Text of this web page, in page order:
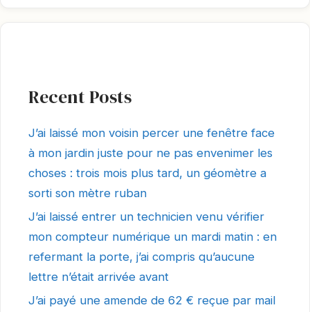
Recent Posts
J’ai laissé mon voisin percer une fenêtre face
à mon jardin juste pour ne pas envenimer les
choses : trois mois plus tard, un géomètre a
sorti son mètre ruban
J’ai laissé entrer un technicien venu vérifier
mon compteur numérique un mardi matin : en
refermant la porte, j’ai compris qu’aucune
lettre n’était arrivée avant
J’ai payé une amende de 62 € reçue par mail